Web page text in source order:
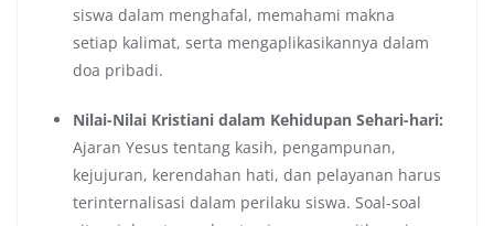
siswa dalam menghafal, memahami makna
setiap kalimat, serta mengaplikasikannya dalam
doa pribadi.
Nilai-Nilai Kristiani dalam Kehidupan Sehari-hari:
Ajaran Yesus tentang kasih, pengampunan,
kejujuran, kerendahan hati, dan pelayanan harus
terinternalisasi dalam perilaku siswa. Soal-soal